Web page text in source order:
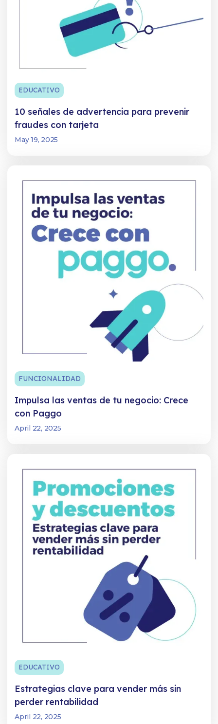
EDUCATIVO
10 señales de advertencia para prevenir
fraudes con tarjeta
May 19, 2025
FUNCIONALIDAD
Impulsa las ventas de tu negocio: Crece
con Paggo
April 22, 2025
EDUCATIVO
Estrategias clave para vender más sin
perder rentabilidad
April 22, 2025